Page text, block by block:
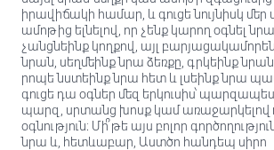
իրավիճակի համար, և գուցե նույնիսկ
ամոթից ելնելով, որ չենք կարող օգնել
չանցնեինք կողքով, այլ
նրան, սեղմեինք նրա ձեռքը, գրկեինք
րոպե նստեինք նրա հետ և լսեինք նրա
գուցե դա օգներ մեզ երկուսիս՝
պարզ, սրտանց խոսք կամ առաջարկելով
օգնություն։ Մի՞թե այս բոլոր
նրա և, հետևաբար, Աստծո հանդեպ սիրո